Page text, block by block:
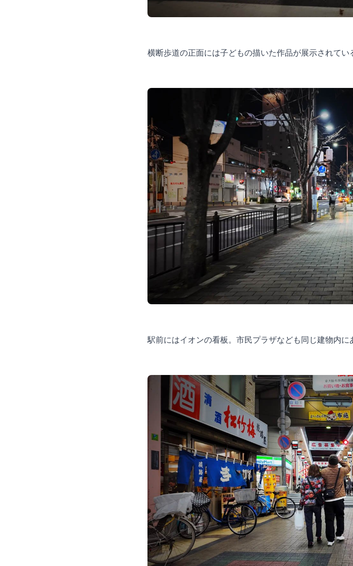
横断歩道の正面には子どもの描いた作品が展示されてい
駅前にはイオンの看板。市民プラザなども同じ建物内に